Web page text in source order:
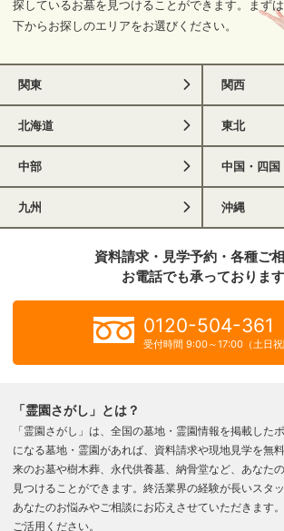
探しているお墓を見つけることができます。まず
下からお探しのエリアをお選びください。
関東 関西
北海道 東北
中部 中国・四国
九州 沖縄
資料請求・見学予約・各種ご
お電話でも承っております
0120-504-361
受付時間 9:00～17:00（土日祝
「霊園さがし」とは？
「霊園さがし」は、全国の墓地・霊園情報を掲載した
になる墓地・霊園があれば、資料請求や現地見学を無
来のお墓や樹木葬、永代供養墓、納骨堂など、あなた
見つけることができます。終活業界の経験が長いスタ
あなたのお悩みやご相談にお応えさせていただきます
ご活用ください。